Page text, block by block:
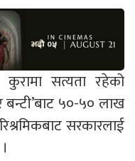
कुरामा सत्यता रहेको
बन्टी’बाट ५०-५० लाख
सरकारलाई